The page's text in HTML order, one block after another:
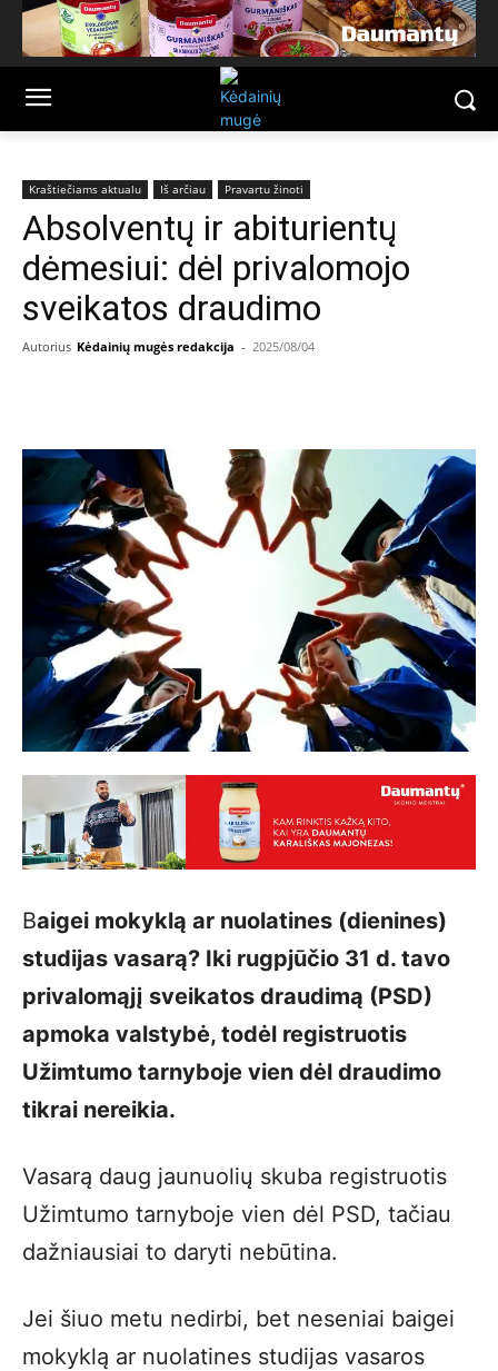
Kraštiečiams aktualu Iš arčiau Pravartu žinoti
Absolventų ir abiturientų
dėmesiui: dėl privalomojo
sveikatos draudimo
Autorius Kėdainių mugės redakcija - 2025/08/04
Baigei mokyklą ar nuolatines (dienines)
studijas vasarą? Iki rugpjūčio 31 d. tavo
privalomąjį sveikatos draudimą (PSD)
apmoka valstybė, todėl registruotis
Užimtumo tarnyboje vien dėl draudimo
tikrai nereikia.
Vasarą daug jaunuolių skuba registruotis
Užimtumo tarnyboje vien dėl PSD, tačiau
dažniausiai to daryti nebūtina.
Jei šiuo metu nedirbi, bet neseniai baigei
mokyklą ar nuolatines studijas vasaros